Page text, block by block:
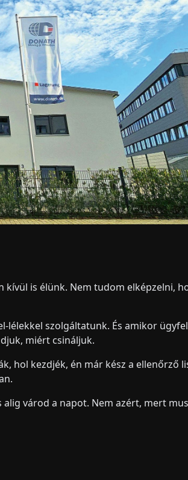
kívül is élünk. Nem tudom elképzelni,
lélekkel szolgáltatunk. És amikor
miért csináljuk.
hol kezdjék, én már kész a ellenőrző
alig várod a napot. Nem azért, mert